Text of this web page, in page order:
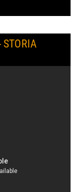
STORIA